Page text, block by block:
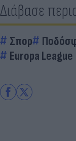
Διάβασε
Σπορ
Europa League